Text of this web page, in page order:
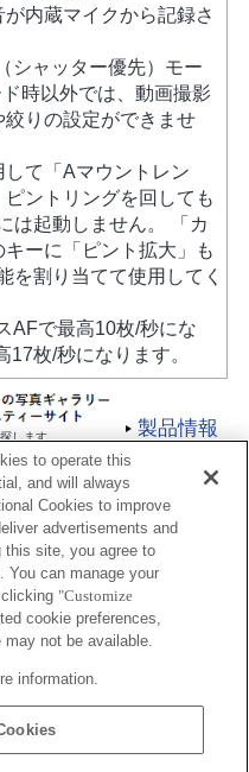
内蔵マイクから記録さ
シャッター優先）モー
時以外では、動画撮影
りの設定ができませ
て「Aマウントレン
ントリングを回しても
は起動しません。 「カ
ーに「ピント拡大」も
を割り当てて使用してく
AFで最高10枚/秒にな
17枚/秒になります。
します 製品情報
to operate this
and will always
Cookies to improve
advertisements and
this site, you agree to
You can manage your
"Customize
cookie preferences,
not be available.
information.